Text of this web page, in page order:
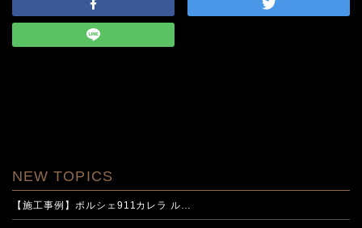
NEW TOPICS
【施工事例】ポルシェ911カレラ ル…